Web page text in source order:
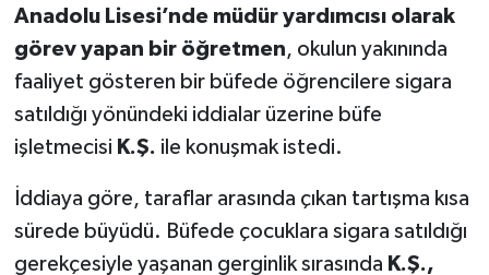
Anadolu Lisesi’nde müdür yardımcısı olarak
görev yapan bir öğretmen, okulun yakınında
faaliyet gösteren bir büfede öğrencilere sigara
satıldığı yönündeki iddialar üzerine büfe
işletmecisi K.Ş. ile konuşmak istedi.
İddiaya göre, taraflar arasında çıkan tartışma kısa
sürede büyüdü. Büfede çocuklara sigara satıldığı
gerekçesiyle yaşanan gerginlik sırasında K.Ş.,